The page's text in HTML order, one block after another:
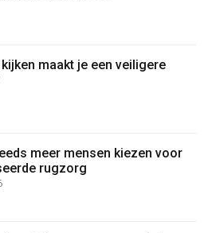
maakt je een veiligere
meer mensen kiezen voor
rugzorg